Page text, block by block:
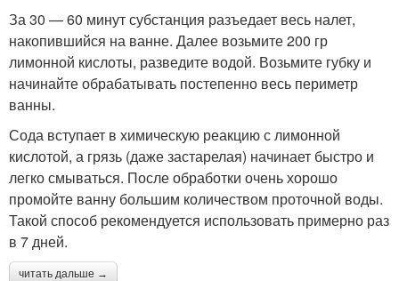
За 30 — 60 минут субстанция разъедает весь налет,
накопившийся на ванне. Далее возьмите 200 гр
лимонной кислоты, разведите водой. Возьмите губку и
начинайте обрабатывать постепенно весь периметр
ванны.
Сода вступает в химическую реакцию с лимонной
кислотой, а грязь (даже застарелая) начинает быстро и
легко смываться. После обработки очень хорошо
промойте ванну большим количеством проточной воды.
Такой способ рекомендуется использовать примерно раз
в 7 дней.
читать дальше →